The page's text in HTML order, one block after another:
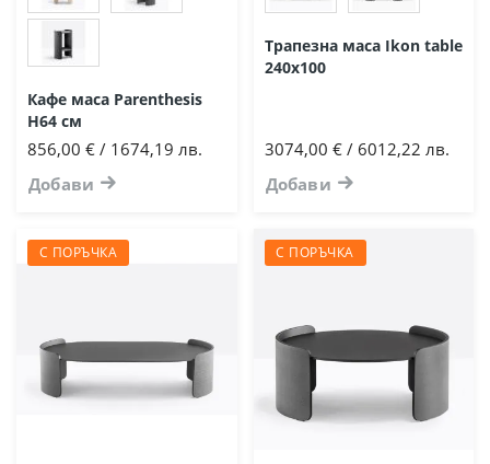
Кафе маса Parenthesis
Н64 см
856,00 € / 1674,19 лв.
Добави
Трапезна маса Ikon table
240х100
3074,00 € / 6012,22 лв.
Добави
С ПОРЪЧКА С ПОРЪЧКА